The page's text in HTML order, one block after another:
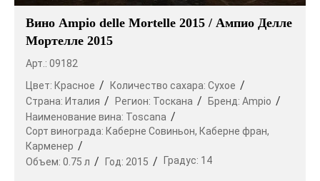
Вино Ampio delle Mortelle 2015 / Ампио Делле
Мортелле 2015
Арт.: 09182
Цвет: Красное Количество сахара: Сухое
Страна: Италия Регион: Тоскана Бренд: Ampio
Наименование вина: Toscana
Сорт винограда: Каберне Совиньон, Каберне фран,
Карменер
Объем: 0.75 л Год: 2015 Градус: 14